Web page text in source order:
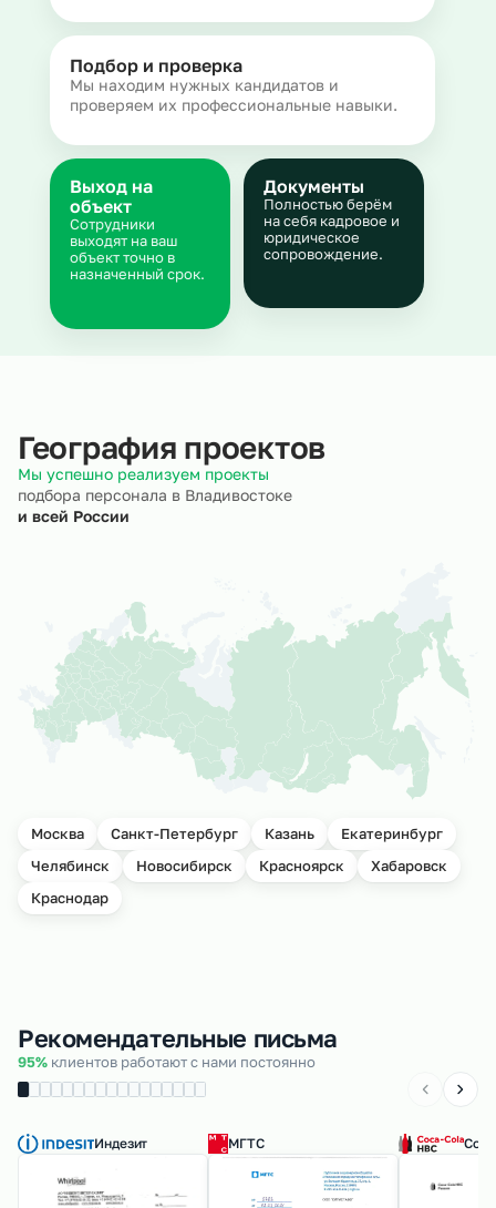
Подбор и проверка
Мы находим нужных кандидатов и
проверяем их профессиональные навыки.
Документы
Полностью берём
на себя кадровое и
юридическое
сопровождение.
Выход на
объект
Сотрудники
выходят на ваш
объект точно в
назначенный срок.
География проектов
Мы успешно реализуем проекты
подбора персонала в Владивостоке
и всей России
Москва Санкт-Петербург Казань
Екатеринбург
Челябинск
Новосибирск Красноярск
Хабаровск
Краснодар
Рекомендательные письма
95% клиентов работают с нами постоянно
Индезит МГТС